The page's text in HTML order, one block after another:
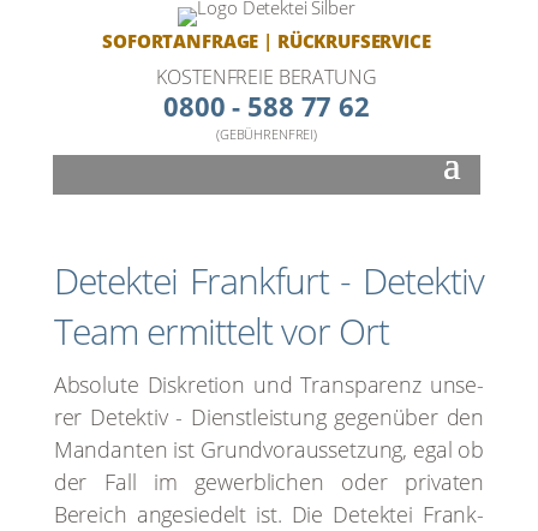
SOFORTANFRAGE | RÜCKRUFSERVICE
KOSTENFREIE BERATUNG
0800 - 588 77 62
(GEBÜHRENFREI)
Detek­tei Frank­furt - Detek­tiv
Team ermit­telt vor Ort
Abso­lu­te Dis­kre­ti­on und Trans­pa­renz unse­
rer Detek­tiv - Dienst­leis­tung gegen­über den
Man­dan­ten ist Grund­vor­aus­set­zung, egal ob
der Fall im gewerb­li­chen oder pri­va­ten
Bereich ange­sie­delt ist. Die Detek­tei Frank­